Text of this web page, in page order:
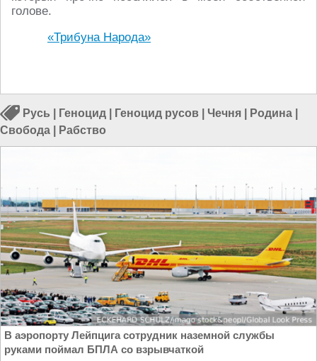
голове.
«Трибуна Народа»
Русь Геноцид Геноцид русов Чечня Родина
Свобода
Рабство
В аэропорту Лейпцига сотрудник наземной службы
руками поймал БПЛА со взрывчаткой